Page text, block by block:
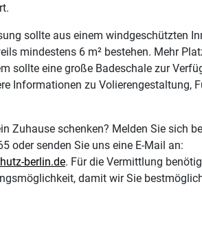
sollte aus einem windgeschützten
mindestens 6 m² bestehen. Mehr
sollte eine große Badeschale zur
Informationen zu Volierengestaltung,
Zuhause schenken? Melden Sie sich
oder senden Sie uns eine E-Mail an:
berlin.de. Für die Vermittlung
damit wir Sie